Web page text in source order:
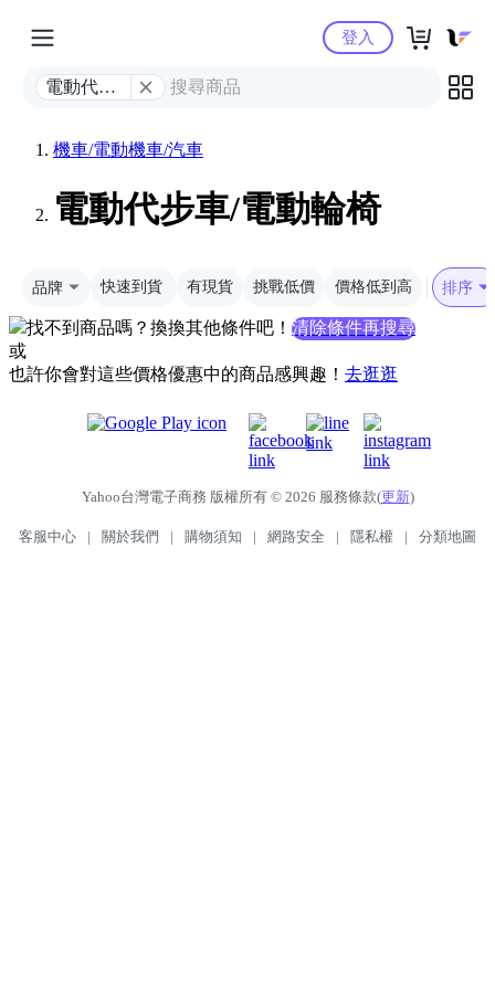
Yahoo購物中心
電動代步
椅
登入
機車/電動機車/汽車
電動代步車/電動輪椅
品牌 快速到貨 有現貨 挑戰低價 價格低到高 排序
找不到商品嗎？換換其他條件吧！ 清除條件再搜尋
或
也許你會對這些價格優惠中的商品感興趣！ 去逛逛
Yahoo台灣電子商務 版權所有 © 2026 服務條款(更新)
客服中心 | 關於我們 | 購物須知 | 網路安全 | 隱私權 | 分類地圖